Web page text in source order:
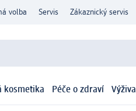
volba Servis Zákaznický servis
kosmetika Péče o zdraví Výživa